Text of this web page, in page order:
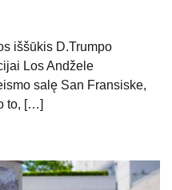
iššūkis D.Trumpo
Los Andžele
salę San Fransiske,
to, […]